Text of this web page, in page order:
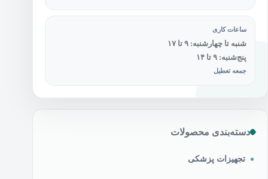
ساعات کاری
شنبه تا چهارشنبه: ۹ تا ۱۷
پنج‌شنبه: ۹ تا ۱۴
جمعه تعطیل
دسته‌بندی محصولات
تجهیزات پزشکی